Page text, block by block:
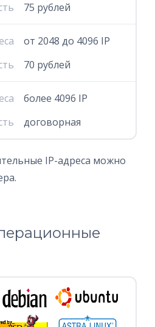
75 рублей
от 2048 до 4096 IP
70 рублей
более 4096 IP
договорная
IP-адреса можно